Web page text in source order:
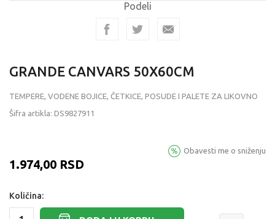
Podeli
GRANDE CANVARS 50X60CM
TEMPERE, VODENE BOJICE, ČETKICE, POSUDE I PALETE ZA LIKOVNO
Šifra artikla: DS9827911
1.974,00 RSD
Obavesti me o sniženju
Količina: